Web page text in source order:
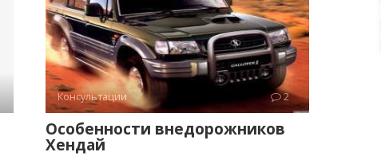
Консультации 2
Особенности внедорожников
Хендай